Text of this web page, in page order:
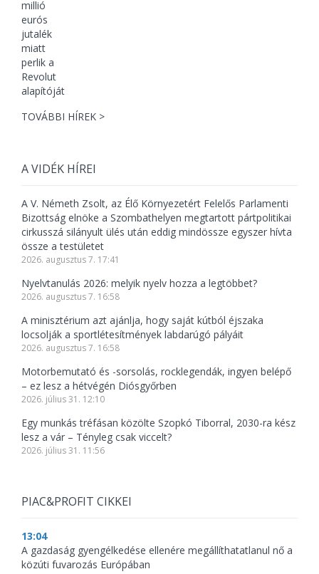
TOVÁBBI HÍREK >
A VIDÉK HÍREI
A V. Németh Zsolt, az Élő Környezetért Felelős Parlamenti
Bizottság elnöke a Szombathelyen megtartott pártpolitikai
cirkusszá silányult ülés után eddig mindössze egyszer hívta
össze a testületet
2026. augusztus 7. 17:41
Nyelvtanulás 2026: melyik nyelv hozza a legtöbbet?
2026. augusztus 7. 16:58
A minisztérium azt ajánlja, hogy saját kútból éjszaka
locsolják a sportlétesítmények labdarúgó pályáit
2026. augusztus 7. 16:58
Motorbemutató és -sorsolás, rocklegendák, ingyen belépő
– ez lesz a hétvégén Diósgyőrben
2026. július 31. 12:10
Egy munkás tréfásan közölte Szopkó Tiborral, 2030-ra kész
lesz a vár – Tényleg csak viccelt?
2026. július 31. 11:56
PIAC&PROFIT CIKKEI
13:04
A gazdaság gyengélkedése ellenére megállíthatatlanul nő a
közúti fuvarozás Európában